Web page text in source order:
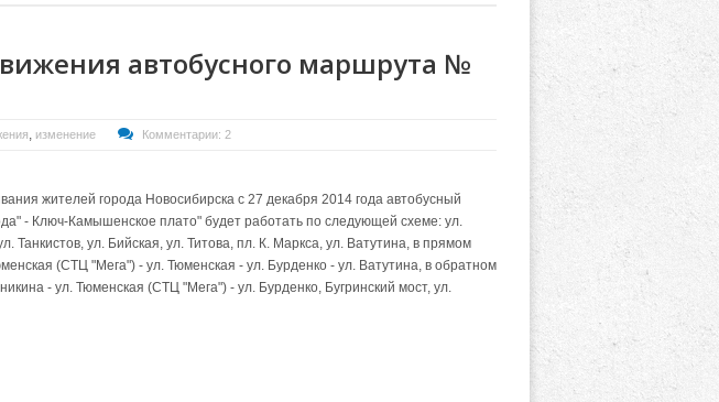
автобусного маршрута №
изменение Комментарии: 2
жителей города Новосибирска с 27 декабря 2014 года автобусный
- Ключ-Камышенское плато" будет работать по следующей схеме: ул.
Танкистов, ул. Бийская, ул. Титова, пл. К. Маркса, ул. Ватутина, в прямом
(СТЦ "Мега") - ул. Тюменская - ул. Бурденко - ул. Ватутина, в обратном
- ул. Тюменская (СТЦ "Мега") - ул. Бурденко, Бугринский мост, ул.